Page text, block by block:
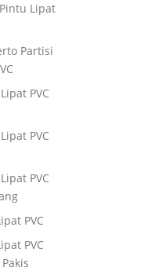
Lipat
Partisi
PVC
PVC
PVC
PVC
PVC